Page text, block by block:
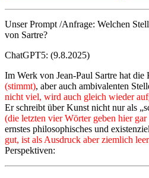
Unser Prompt /Anfrage: Welchen
von Sartre?
ChatGPT5: (9.8.2025)
Im Werk von Jean-Paul Sartre hat die
(stimmt), aber auch ambivalenten
nicht viel, wird auch gleich wieder
Er schreibt über Kunst nicht nur als
(die letzten vier Wörter geben hier
ernstes philosophisches und
gut, ist als Ausdruck aber ziemlich
Perspektiven: